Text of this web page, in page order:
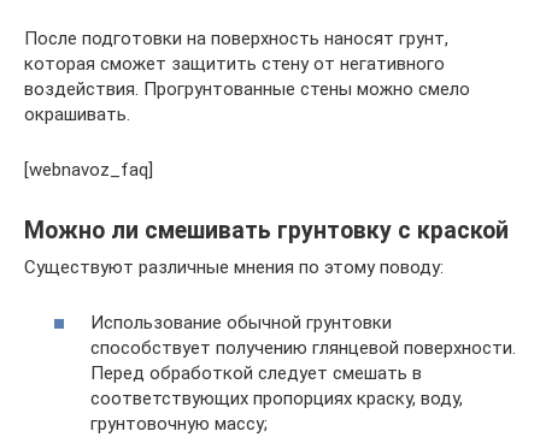
После подготовки на поверхность наносят грунт,
которая сможет защитить стену от негативного
воздействия. Прогрунтованные стены можно смело
окрашивать.
[webnavoz_faq]
Можно ли смешивать грунтовку с краской
Существуют различные мнения по этому поводу:
Использование обычной грунтовки
способствует получению глянцевой поверхности.
Перед обработкой следует смешать в
соответствующих пропорциях краску, воду,
грунтовочную массу;